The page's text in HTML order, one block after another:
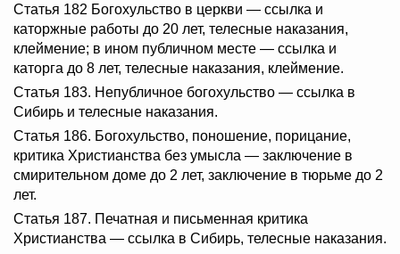
Статья 182 Богохульство в церкви — ссылка и
каторжные работы до 20 лет, телесные наказания,
клеймение; в ином публичном месте — ссылка и
каторга до 8 лет, телесные наказания, клеймение.
Статья 183. Непубличное богохульство — ссылка в
Сибирь и телесные наказания.
Статья 186. Богохульство, поношение, порицание,
критика Христианства без умысла — заключение в
смирительном доме до 2 лет, заключение в тюрьме до 2
лет.
Статья 187. Печатная и письменная критика
Христианства — ссылка в Сибирь, телесные наказания.